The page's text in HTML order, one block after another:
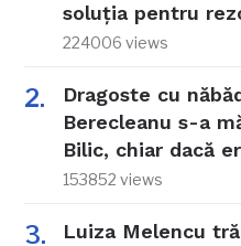
soluția pentru
224006 views
Dragoste cu
Berecleanu s-a
Bilic, chiar dacă
153852 views
Luiza Melencu